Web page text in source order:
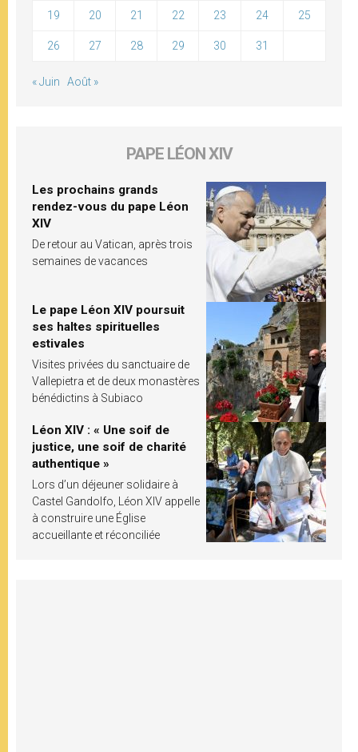
19 20 21 22 23 24 25
26 27 28 29 30 31
« Juin Août »
PAPE LÉON XIV
Les prochains grands
rendez-vous du pape Léon
XIV
De retour au Vatican, après trois
semaines de vacances
Le pape Léon XIV poursuit
ses haltes spirituelles
estivales
Visites privées du sanctuaire de
Vallepietra et de deux monastères
bénédictins à Subiaco
Léon XIV : « Une soif de
justice, une soif de charité
authentique »
Lors d’un déjeuner solidaire à
Castel Gandolfo, Léon XIV appelle
à construire une Église
accueillante et réconciliée